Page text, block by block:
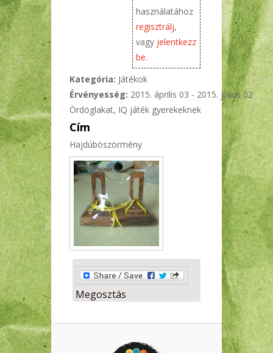
használatához
regisztrálj,
vagy jelentkezz
be.
Kategória: Játékok
Érvényesség: 2015. április 03 - 2015. július 02
Ördöglakat, IQ játék gyerekeknek
Cím
Hajdúböszörmény
Megosztás